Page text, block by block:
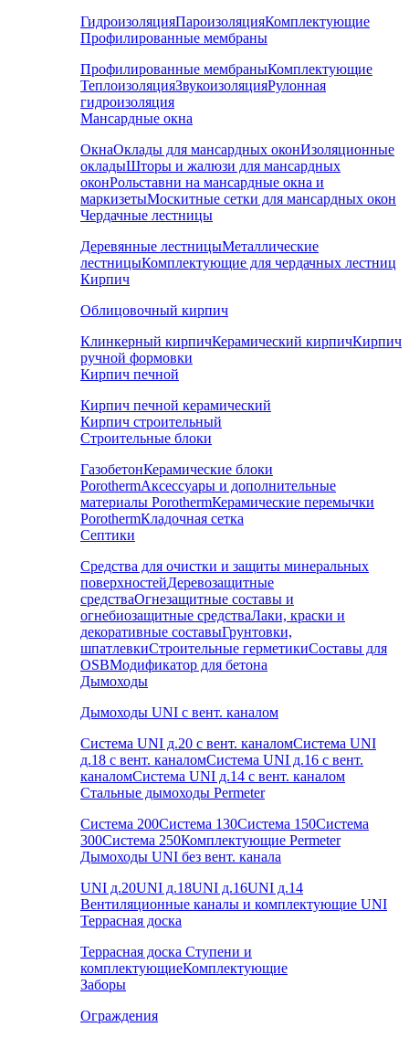
ГидроизоляцияПароизоляцияКомплектующие
Профилированные мембраны
Профилированные мембраныКомплектующие
ТеплоизоляцияЗвукоизоляцияРулонная
гидроизоляция
Мансардные окна
ОкнаОклады для мансардных оконИзоляционные
окладыШторы и жалюзи для мансардных
оконРольставни на мансардные окна и
маркизетыМоскитные сетки для мансардных окон
Чердачные лестницы
Деревянные лестницыМеталлические
лестницыКомплектующие для чердачных лестниц
Кирпич
Облицовочный кирпич
Клинкерный кирпичКерамический кирпичКирпич
ручной формовки
Кирпич печной
Кирпич печной керамический
Кирпич строительный
Строительные блоки
ГазобетонКерамические блоки
PorothermАксессуары и дополнительные
материалы PorothermКерамические перемычки
PorothermКладочная сетка
Септики
Средства для очистки и защиты минеральных
поверхностейДеревозащитные
средстваОгнезащитные составы и
огнебиозащитные средстваЛаки, краски и
декоративные составыГрунтовки,
шпатлевкиСтроительные герметикиСоставы для
OSBМодификатор для бетона
Дымоходы
Дымоходы UNI с вент. каналом
Система UNI д.20 с вент. каналомСистема UNI
д.18 с вент. каналомСистема UNI д.16 с вент.
каналомСистема UNI д.14 с вент. каналом
Стальные дымоходы Permeter
Система 200Система 130Система 150Система
300Система 250Комплектующие Permeter
Дымоходы UNI без вент. канала
UNI д.20UNI д.18UNI д.16UNI д.14
Вентиляционные каналы и комплектующие UNI
Террасная доска
Террасная доска Ступени и
комплектующиеКомплектующие
Заборы
Ограждения